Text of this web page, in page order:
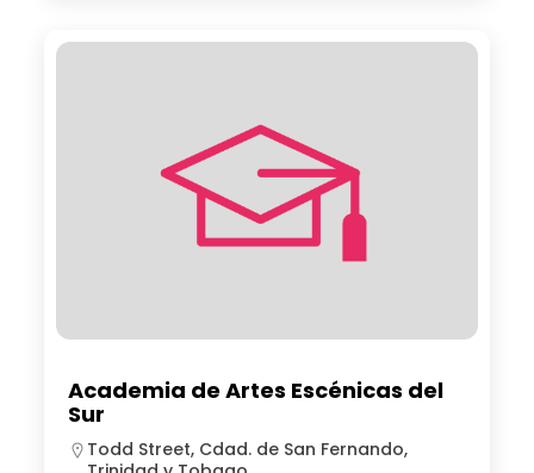
Academia de Artes Escénicas del
Sur
Todd Street, Cdad. de San Fernando,